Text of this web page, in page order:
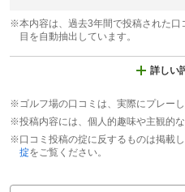
※本内容は、過去3年間で投稿された口
目を自動抽出しています。
詳しい
※ゴルフ場の口コミは、実際にプレーし
※投稿内容には、個人的趣味や主観的な
※口コミ投稿の掟に反するものは掲載し
掟をご覧ください。